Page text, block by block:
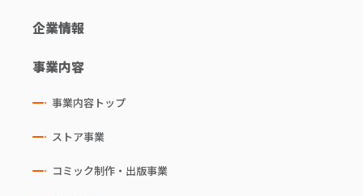
企業情報
事業内容
事業内容トップ
ストア事業
コミック制作・出版事業